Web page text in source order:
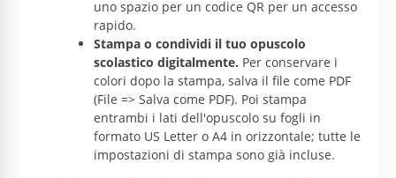
uno spazio per un codice QR per un accesso
rapido.
Stampa o condividi il tuo opuscolo
scolastico digitalmente. Per conservare i
colori dopo la stampa, salva il file come PDF
(File => Salva come PDF). Poi stampa
entrambi i lati dell'opuscolo su fogli in
formato US Letter o A4 in orizzontale; tutte le
impostazioni di stampa sono già incluse.